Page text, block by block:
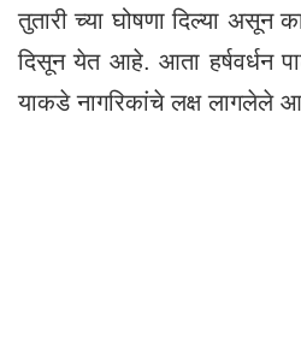
तुतारी च्या घोषणा दिल्या असून
दिसून येत आहे. आता हर्षवर्धन
याकडे नागरिकांचे लक्ष लागलेले